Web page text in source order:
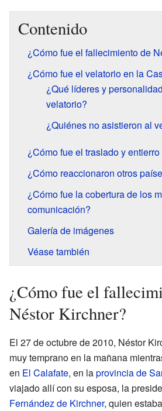
Contenido
¿Cómo fue el fallecimiento de
¿Cómo fue el velatorio en la
¿Qué líderes y
velatorio?
¿Quiénes no asistieron al
¿Cómo fue el traslado y
¿Cómo reaccionaron otros
¿Cómo fue la cobertura de los
comunicación?
Galería de imágenes
Véase también
¿Cómo fue el
Néstor Kirchner?
El 27 de octubre de 2010, Néstor
muy temprano en la mañana
en El Calafate, en laprovincia de
viajado allí con su esposa, la
Fernández de Kirchner, quien